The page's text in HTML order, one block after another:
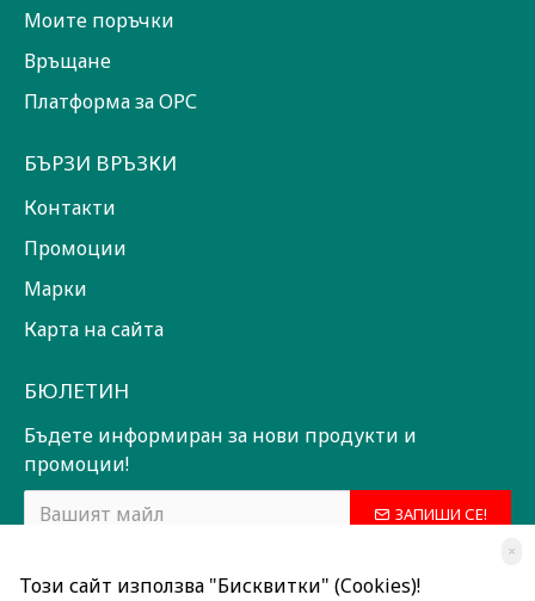
Моите поръчки
Връщане
Платформа за ОРС
БЪРЗИ ВРЪЗКИ
Контакти
Промоции
Марки
Карта на сайта
БЮЛЕТИН
Бъдете информиран за нови продукти и
промоции!
ЗАПИШИ СЕ!
×
Този сайт използва "Бисквитки" (Cookies)!